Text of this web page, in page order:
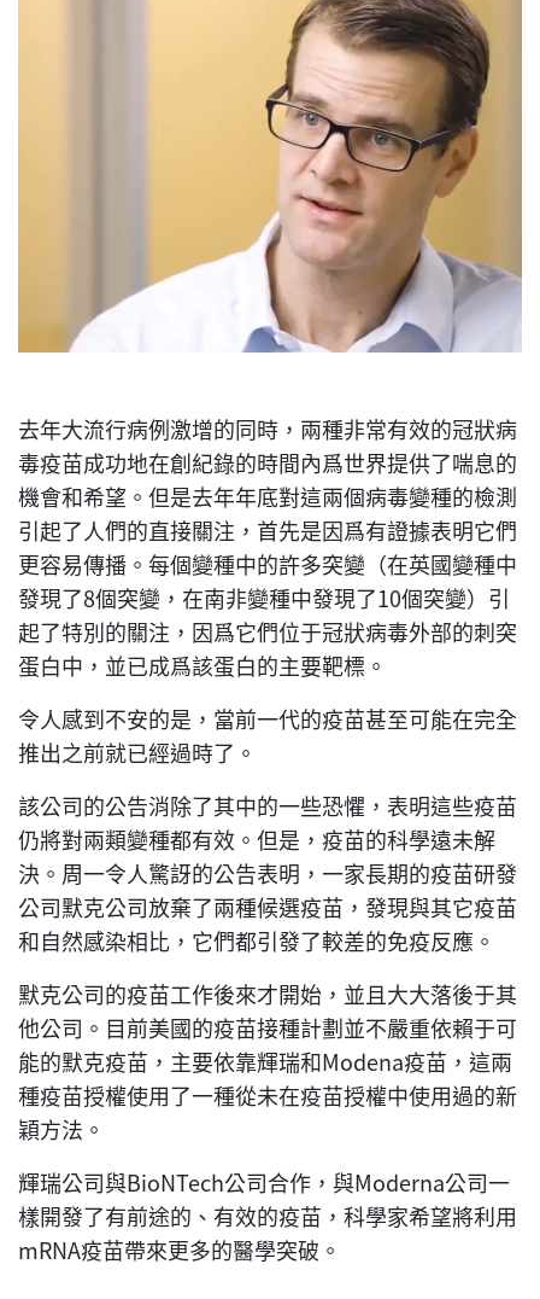
去年大流行病例激增的同時，兩種非常有效的冠狀病
毒疫苗成功地在創紀錄的時間內爲世界提供了喘息的
機會和希望。但是去年年底對這兩個病毒變種的檢測
引起了人們的直接關注，首先是因爲有證據表明它們
更容易傳播。每個變種中的許多突變（在英國變種中
發現了8個突變，在南非變種中發現了10個突變）引
起了特別的關注，因爲它們位于冠狀病毒外部的刺突
蛋白中，並已成爲該蛋白的主要靶標。
令人感到不安的是，當前一代的疫苗甚至可能在完全
推出之前就已經過時了。
該公司的公告消除了其中的一些恐懼，表明這些疫苗
仍將對兩類變種都有效。但是，疫苗的科學遠未解
決。周一令人驚訝的公告表明，一家長期的疫苗研發
公司默克公司放棄了兩種候選疫苗，發現與其它疫苗
和自然感染相比，它們都引發了較差的免疫反應。
默克公司的疫苗工作後來才開始，並且大大落後于其
他公司。目前美國的疫苗接種計劃並不嚴重依賴于可
能的默克疫苗，主要依靠輝瑞和Modena疫苗，這兩
種疫苗授權使用了一種從未在疫苗授權中使用過的新
穎方法。
輝瑞公司與BioNTech公司合作，與Moderna公司一
樣開發了有前途的、有效的疫苗，科學家希望將利用
mRNA疫苗帶來更多的醫學突破。